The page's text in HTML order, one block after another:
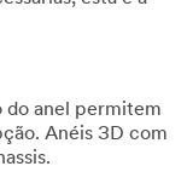
do anel permitem
Anéis 3D com